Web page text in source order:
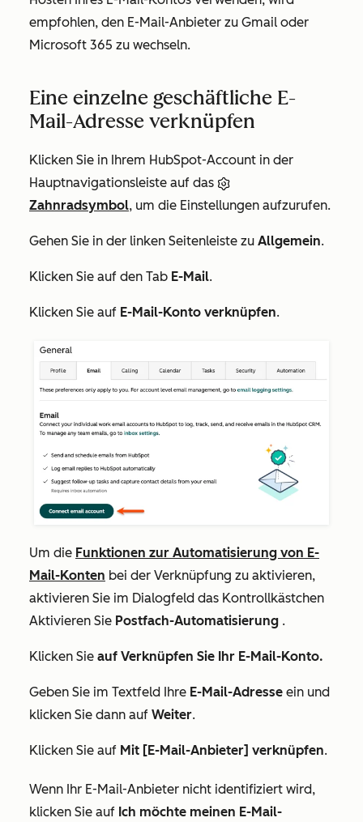
empfohlen, den E-Mail-Anbieter zu Gmail oder
Microsoft 365 zu wechseln.
Eine einzelne geschäftliche E-
Mail-Adresse verknüpfen
Klicken Sie in Ihrem HubSpot-Account in der
Hauptnavigationsleiste auf das
Zahnradsymbol, um die Einstellungen aufzurufen.
Gehen Sie in der linken Seitenleiste zu Allgemein.
Klicken Sie auf den Tab E-Mail.
Klicken Sie auf E-Mail-Konto verknüpfen.
Um die Funktionen zur Automatisierung von E-
Mail-Konten bei der Verknüpfung zu aktivieren,
aktivieren Sie im Dialogfeld das Kontrollkästchen
Aktivieren Sie Postfach-Automatisierung .
Klicken Sie auf Verknüpfen Sie Ihr E-Mail-Konto.
Geben Sie im Textfeld Ihre E-Mail-Adresse ein und
klicken Sie dann auf Weiter.
Klicken Sie auf Mit [E-Mail-Anbieter] verknüpfen.
Wenn Ihr E-Mail-Anbieter nicht identifiziert wird,
klicken Sie auf Ich möchte meinen E-Mail-